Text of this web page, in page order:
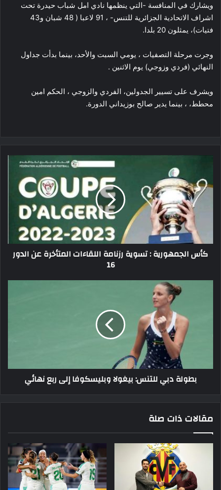
ويشارك في المنافسة -التي ينظمها نادي امل شباب حيدرة تحت
اشراف الاتحادية الجزائرية للتنس- ، 91 لاعبا ( 48 شبان و43
فتيات)، يمثلون 20 بلدا.
وجرت مرحلة التصفيات ، يومي السبت والأحد، بينما بدأت جداول
النهائي (فردي وزوجي) يوم الاثنين .
ويشرف على تسيير الجدولين، الفردي والزوجي ، الحكم امين
محطط، ، بينما يدير صالح بوزيداني الدورة.
تسوية
رزنامة
اللقاءات
المتأخرة
الدور
16كأس الجمهورية : تسوية رزنامة اللقاءات المتأخرة عن الدور
16
وبليسكوفا
بطولة دبي للتنس: بيغولا وبليسكوفا إلى ربع نهائي
مقالات ذات صلة